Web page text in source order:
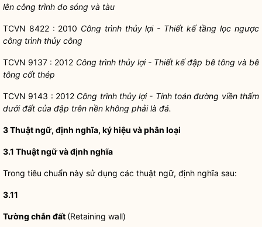
lên công trình do sóng và tàu
TCVN 8422 : 2010 Công trình thủy lợi - Thiết kế tầng lọc ngược
công trình thủy công
TCVN 9137 : 2012 Công trình thủy lợi - Thiết kế đập bê tông và bê
tông cốt thép
TCVN 9143 : 2012 Công trình thủy lợi - Tính toán đường viền thấm
dưới đất của đập trên nền không phải là đá.
3 Thuật ngữ, định nghĩa, ký hiệu và phân loại
3.1 Thuật ngữ và định nghĩa
Trong tiêu chuẩn này sử dụng các thuật ngữ, định nghĩa sau:
3.11
Tường chắn đất (Retaining wall)